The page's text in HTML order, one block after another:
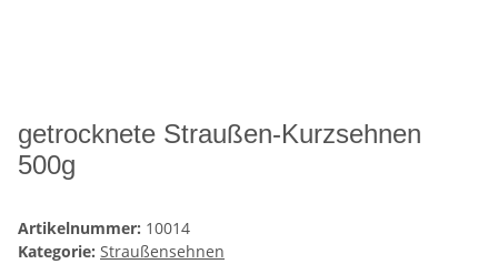
getrocknete Straußen-Kurzsehnen
500g
Artikelnummer: 10014
Kategorie: Straußensehnen